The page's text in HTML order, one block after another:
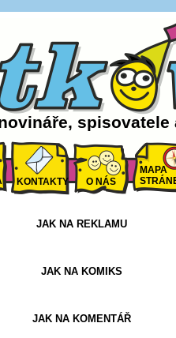
spisovatele
KONTAKTY O NÁS
MAPA
JAK NA REKLAMU
JAK NA KOMIKS
JAK NA KOMENTÁŘ